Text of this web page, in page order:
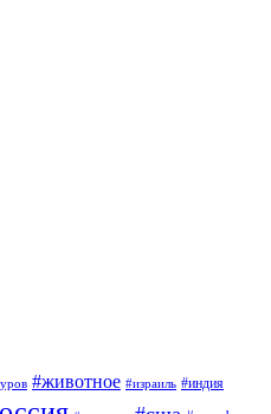
#животное #израиль #индия